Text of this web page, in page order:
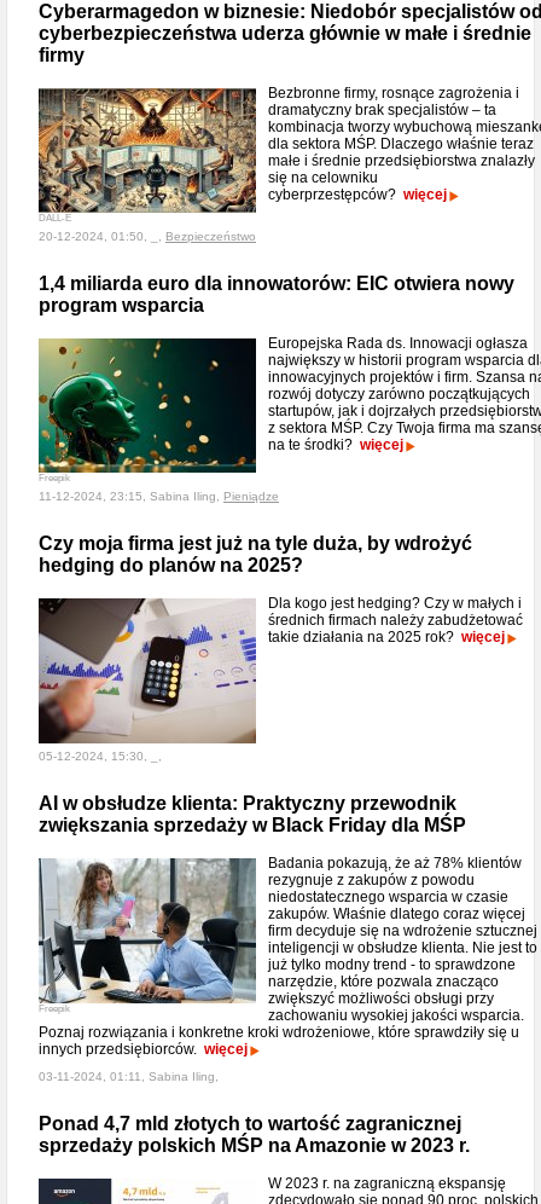
Cyberarmagedon w biznesie: Niedobór specjalistów
cyberbezpieczeństwa uderza głównie w małe i średnie
firmy
DALL-E
Bezbronne firmy, rosnące zagrożenia i
dramatyczny brak specjalistów – ta
kombinacja tworzy wybuchową
dla sektora MŚP. Dlaczego właśnie teraz
małe i średnie przedsiębiorstwa znalazły
się na celowniku
cyberprzestępców? więcej
20-12-2024, 01:50, _, Bezpieczeństwo
1,4 miliarda euro dla innowatorów: EIC otwiera nowy
program wsparcia
Freepik
Europejska Rada ds. Innowacji ogłasza
największy w historii program wsparcia
innowacyjnych projektów i firm. Szansa
rozwój dotyczy zarówno początkujących
startupów, jak i dojrzałych
z sektora MŚP. Czy Twoja firma ma
na te środki? więcej
11-12-2024, 23:15, Sabina Iling, Pieniądze
Czy moja firma jest już na tyle duża, by wdrożyć
hedging do planów na 2025?
Dla kogo jest hedging? Czy w małych i
średnich firmach należy zabudżetować
takie działania na 2025 rok? więcej
05-12-2024, 15:30, _,
AI w obsłudze klienta: Praktyczny przewodnik
zwiększania sprzedaży w Black Friday dla MŚP
Freepik
Badania pokazują, że aż 78% klientów
rezygnuje z zakupów z powodu
niedostatecznego wsparcia w czasie
zakupów. Właśnie dlatego coraz więcej
firm decyduje się na wdrożenie sztucznej
inteligencji w obsłudze klienta. Nie jest to
już tylko modny trend - to sprawdzone
narzędzie, które pozwala znacząco
zwiększyć możliwości obsługi przy
zachowaniu wysokiej jakości wsparcia.
Poznaj rozwiązania i konkretne kroki wdrożeniowe, które sprawdziły się u
innych przedsiębiorców. więcej
03-11-2024, 01:11, Sabina Iling,
Ponad 4,7 mld złotych to wartość zagranicznej
sprzedaży polskich MŚP na Amazonie w 2023 r.
W 2023 r. na zagraniczną ekspansję
zdecydowało się ponad 90 proc. polskich